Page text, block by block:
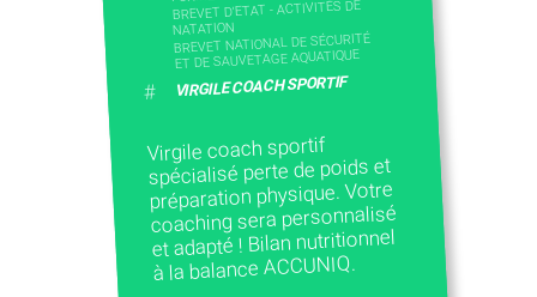
BREVET D'ETAT - ACTIVITÉS DE
NATATION
BREVET NATIONAL DE SÉCURITÉ
ET DE SAUVETAGE AQUATIQUE
# VIRGILE COACH SPORTIF
Virgile coach sportif
spécialisé perte de poids et
préparation physique. Votre
coaching sera personnalisé
et adapté ! Bilan nutritionnel
à la balance ACCUNIQ.